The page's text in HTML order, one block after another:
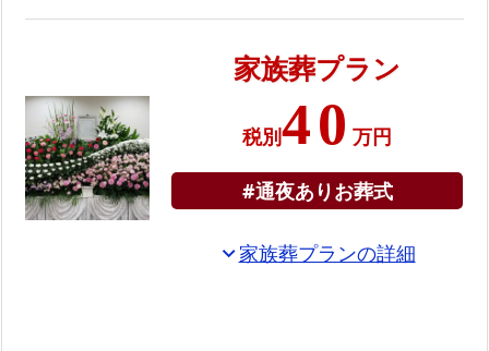
す
と
の
家族葬プラン
税別40 万円
#通夜ありお葬式
expand_more家族葬プランの詳細